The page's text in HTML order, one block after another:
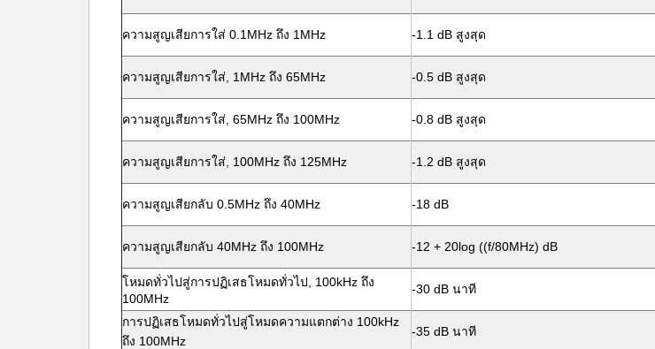
ความสูญเสียการใส่ 0.1MHz ถึง 1MHz -1.1 dB สูงสุด
ความสูญเสียการใส่, 1MHz ถึง 65MHz -0.5 dB สูงสุด
ความสูญเสียการใส่, 65MHz ถึง 100MHz -0.8 dB สูงสุด
ความสูญเสียการใส่, 100MHz ถึง 125MHz -1.2 dB สูงสุด
ความสูญเสียกลับ 0.5MHz ถึง 40MHz -18 dB
ความสูญเสียกลับ 40MHz ถึง 100MHz -12 + 20log ((f/80MHz) dB
โหมดทั่วไปสู่การปฏิเสธโหมดทั่วไป, 100kHz ถึง
100MHz
-30 dB นาที
การปฏิเสธโหมดทั่วไปสู่โหมดความแตกต่าง 100kHz
ถึง 100MHz
-35 dB นาที